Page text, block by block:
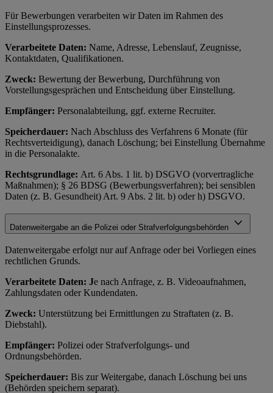
Für Bewerbungen verarbeiten wir Daten im Rahmen des
Einstellungsprozesses.
Verarbeitete Daten: Name, Adresse, Lebenslauf, Zeugnisse,
Kontaktdaten, Qualifikationen.
Zweck: Bewertung der Bewerbung, Durchführung von
Vorstellungsgesprächen und Entscheidung über Einstellung.
Empfänger: Personalabteilung, ggf. externe Recruiter.
Speicherdauer: Nach Abschluss des Verfahrens 6 Monate (für
Rechtsverteidigung), danach Löschung; bei Einstellung Übernahme
in die Personalakte.
Rechtsgrundlage: Art. 6 Abs. 1 lit. b) DSGVO (vorvertragliche
Maßnahmen); § 26 BDSG (Bewerbungsverfahren); bei sensiblen
Daten (z. B. Gesundheit) Art. 9 Abs. 2 lit. b) oder h) DSGVO.
Datenweitergabe an die Polizei oder Strafverfolgungsbehörden
Datenweitergabe erfolgt nur auf Anfrage oder bei Vorliegen eines
rechtlichen Grunds.
Verarbeitete Daten: Je nach Anfrage, z. B. Videoaufnahmen,
Zahlungsdaten oder Kundendaten.
Zweck: Unterstützung bei Ermittlungen zu Straftaten (z. B.
Diebstahl).
Empfänger: Polizei oder Strafverfolgungs- und
Ordnungsbehörden.
Speicherdauer: Bis zur Weitergabe, danach Löschung bei uns
(Behörden speichern separat).